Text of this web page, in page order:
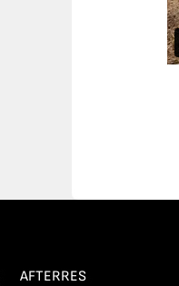
AFTERRES